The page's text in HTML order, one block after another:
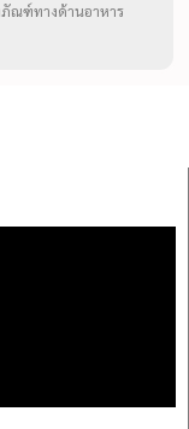
ณฑ์ทางด้านอาหาร